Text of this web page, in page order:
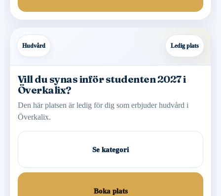
Hudvård Ledig plats
Vill du synas inför studenten 2027 i
Överkalix?
Den här platsen är ledig för dig som erbjuder hudvård i
Överkalix.
Se kategori
Boka plats